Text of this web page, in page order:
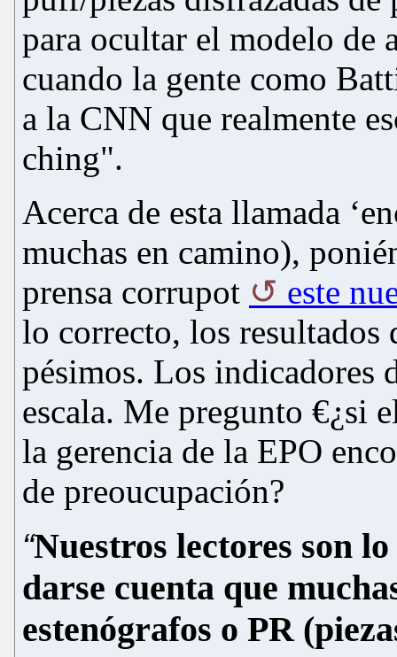
para ocultar el modelo de
cuando la gente como
a la CNN que realmente
ching".
Acerca de esta llamada
muchas en camino),
prensa corrupot
este
lo correcto, los resultados
pésimos. Los indicadores
escala. Me pregunto €¿si
la gerencia de la EPO
de preoucupación?
“Nuestros lectores son
darse cuenta que
estenógrafos o PR